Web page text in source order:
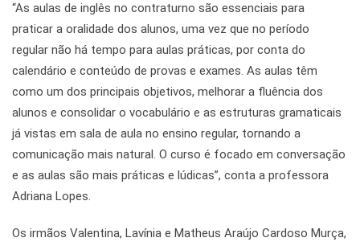
“As aulas de inglês no contraturno são essenciais para
praticar a oralidade dos alunos, uma vez que no período
regular não há tempo para aulas práticas, por conta do
calendário e conteúdo de provas e exames. As aulas têm
como um dos principais objetivos, melhorar a fluência dos
alunos e consolidar o vocabulário e as estruturas gramaticais
já vistas em sala de aula no ensino regular, tornando a
comunicação mais natural. O curso é focado em conversação
e as aulas são mais práticas e lúdicas”, conta a professora
Adriana Lopes.
Os irmãos Valentina, Lavínia e Matheus Araújo Cardoso Murça,